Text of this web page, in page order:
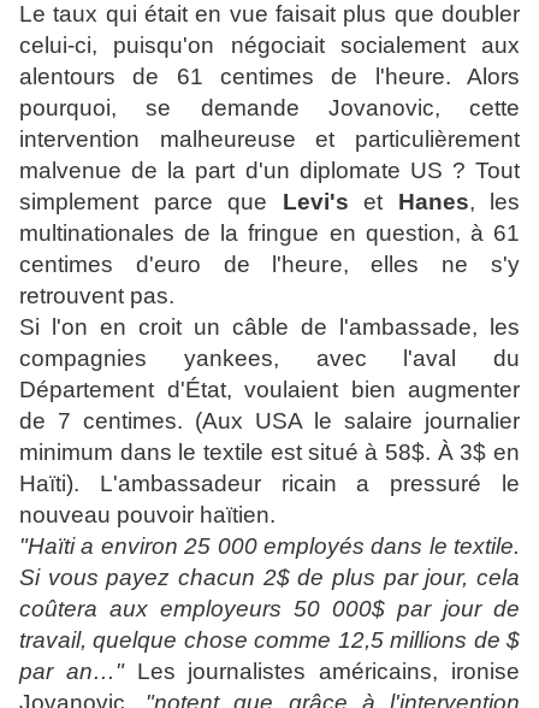
Le taux qui était en vue faisait plus que doubler
celui-ci, puisqu'on négociait socialement aux
alentours de 61 centimes de l'heure. Alors
pourquoi, se demande Jovanovic, cette
intervention malheureuse et particulièrement
malvenue de la part d'un diplomate US ? Tout
simplement parce que Levi's et Hanes, les
multinationales de la fringue en question, à 61
centimes d'euro de l'heure, elles ne s'y
retrouvent pas.
Si l'on en croit un câble de l'ambassade, les
compagnies yankees, avec l'aval du
Département d'État, voulaient bien augmenter
de 7 centimes. (Aux USA le salaire journalier
minimum dans le textile est situé à 58$. À 3$ en
Haïti). L'ambassadeur ricain a pressuré le
nouveau pouvoir haïtien.
"Haïti a environ 25 000 employés dans le textile.
Si vous payez chacun 2$ de plus par jour, cela
coûtera aux employeurs 50 000$ par jour de
travail, quelque chose comme 12,5 millions de $
par an…"Les journalistes américains, ironise
Jovanovic, "notent que grâce à l'intervention